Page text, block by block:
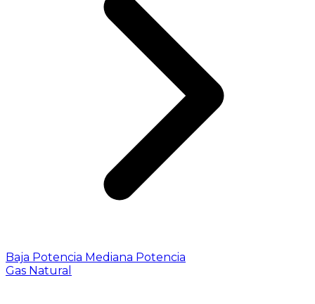
Baja Potencia Mediana Potencia
Gas Natural